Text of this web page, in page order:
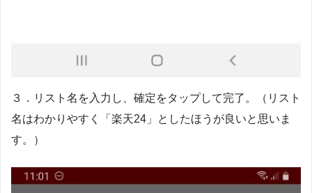
３．リスト名を入力し、確定をタップして完了。（リスト
名はわかりやすく「楽天24」としたほうが良いと思いま
す。）